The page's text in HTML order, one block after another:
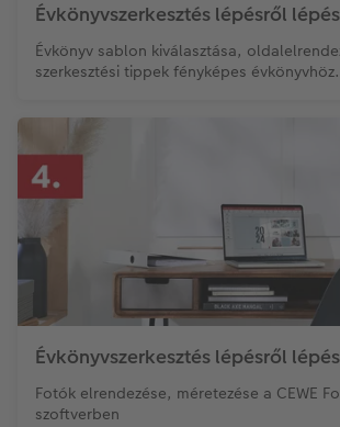
Évkönyvszerkesztés lépésről
Évkönyv sablon kiválasztása,
szerkesztési tippek fényképes évkönyvhöz.
Évkönyvszerkesztés lépésről
Fotók elrendezése, méretezése a CEWE
szoftverben